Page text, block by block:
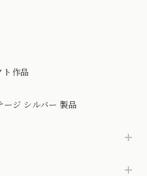
ト作品
ージ シルバー 製品